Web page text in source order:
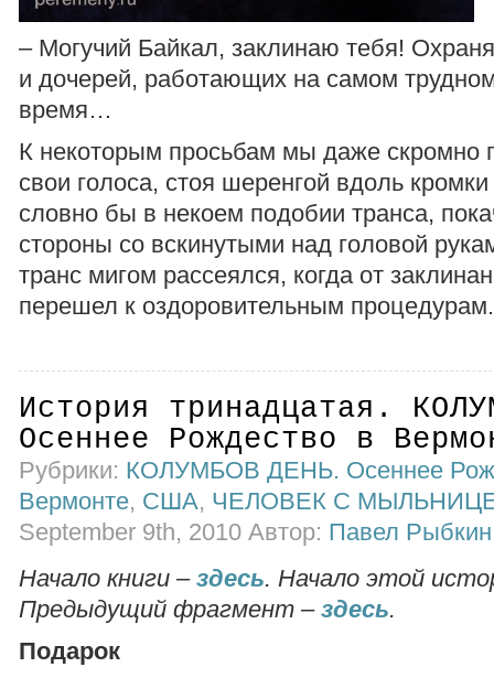
– Могучий Байкал, заклинаю тебя!
и дочерей, работающих на самом
время…
К некоторым просьбам мы даже скромно
свои голоса, стоя шеренгой вдоль
словно бы в некоем подобии транса,
стороны со вскинутыми над головой
транс мигом рассеялся, когда от
перешел к оздоровительным
История тринадцатая.
Осеннее Рождество в
Рубрики: КОЛУМБОВ ДЕНЬ. Осеннее
Вермонте, США, ЧЕЛОВЕК С
September 9th, 2010 Автор: Павел Рыбкин
Начало книги – здесь. Начало этой
Предыдущий фрагмент – здесь.
Подарок